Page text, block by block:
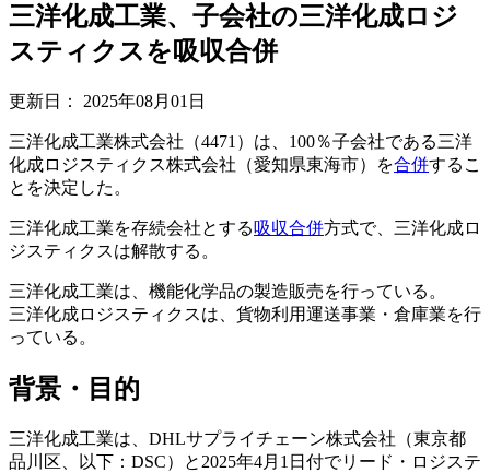
三洋化成工業、子会社の三洋化成ロジ
スティクスを吸収合併
更新日： 2025年08月01日
三洋化成工業株式会社（4471）は、100％子会社である三洋
化成ロジスティクス株式会社（愛知県東海市）を合併するこ
とを決定した。
三洋化成工業を存続会社とする吸収合併方式で、三洋化成ロ
ジスティクスは解散する。
三洋化成工業は、機能化学品の製造販売を行っている。
三洋化成ロジスティクスは、貨物利用運送事業・倉庫業を行
っている。
背景・目的
三洋化成工業は、DHLサプライチェーン株式会社（東京都
品川区、以下：DSC）と2025年4月1日付でリード・ロジステ